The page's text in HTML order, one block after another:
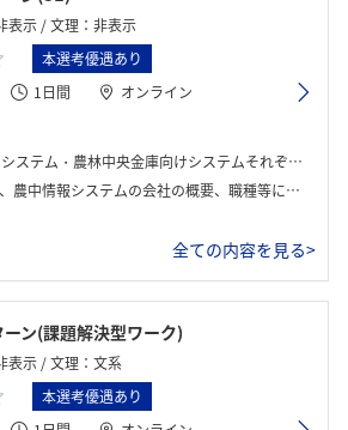
表示 / 文理：非表示
本選考優遇あり
1日間
オンライン
ム・農林中央金庫向けシステムそれぞれの課題解決ワーク
種等について説明やワーク内容の説明を行った。その後、ブレイクアウトルームで、自己紹介・グループワークを行い、発表した。
全ての内容を見る>
ーン(課題解決型ワーク)
表示 / 文理：文系
本選考優遇あり